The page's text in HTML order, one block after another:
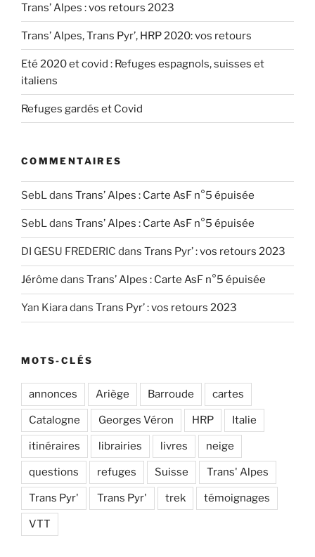
Trans’ Alpes : vos retours 2023
Trans’ Alpes, Trans Pyr’, HRP 2020: vos retours
Eté 2020 et covid : Refuges espagnols, suisses et
italiens
Refuges gardés et Covid
COMMENTAIRES
SebLdans Trans’ Alpes : Carte AsF n°5 épuisée
SebLdans Trans’ Alpes : Carte AsF n°5 épuisée
DI GESU FREDERIC dans Trans Pyr’ : vos retours 2023
Jérôme dans Trans’ Alpes : Carte AsF n°5 épuisée
Yan Kiaradans Trans Pyr’ : vos retours 2023
MOTS-CLÉS
annonces Ariège Barroude cartes
Catalogne Georges Véron HRP Italie
itinéraires librairies livres neige
questions refuges Suisse Trans' Alpes
Trans Pyr' Trans Pyr' trek témoignages
VTT